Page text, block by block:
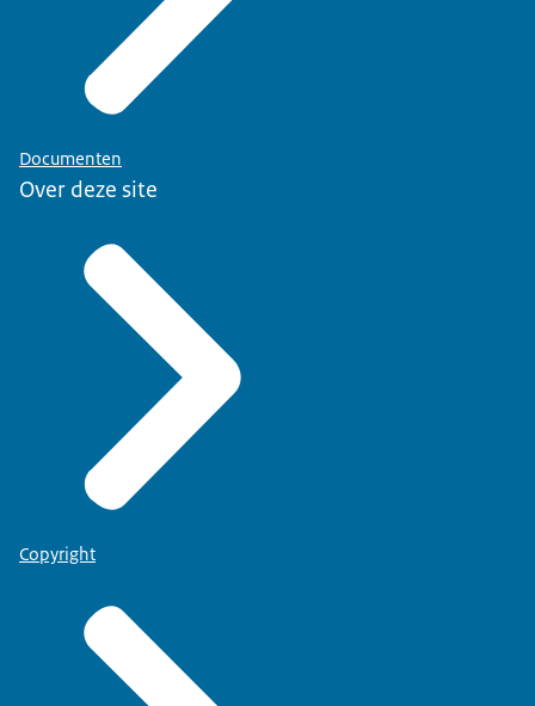
Documenten
Over deze site
Copyright